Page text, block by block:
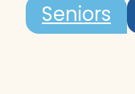
Seniors